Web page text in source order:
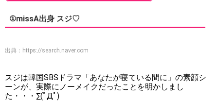
①missA出身 スジ♡
出典： https://search.naver.com
スジは韓国SBSドラマ「あなたが寝ている間に」の素顔シ
ーンが、実際にノーメイクだったことを明かしまし
た・・・∑(ﾟДﾟ)